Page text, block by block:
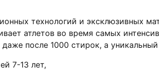
технологий и эксклюзивных
атлетов во время самых
после 1000 стирок, а
7-13 лет,